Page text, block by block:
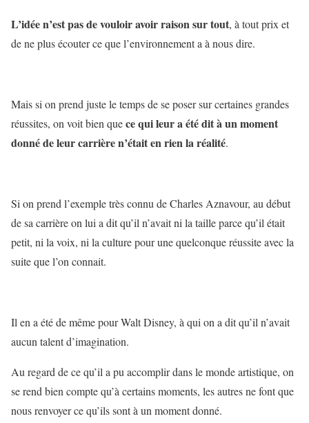
L’idée n’est pas de vouloir avoir raison sur tout, à tout prix et
de ne plus écouter ce que l’environnement a à nous dire.
Mais si on prend juste le temps de se poser sur certaines grandes
réussites, on voit bien quece qui leur a été dit à un moment
donné de leur carrière n’était en rien la réalité.
Si on prend l’exemple très connu de Charles Aznavour, au début
de sa carrière on lui a dit qu’il n’avait ni la taille parce qu’il était
petit, ni la voix, ni la culture pour une quelconque réussite avec la
suite que l’on connait.
Il en a été de même pour Walt Disney, à qui on a dit qu’il n’avait
aucun talent d’imagination.
Au regard de ce qu’il a pu accomplir dans le monde artistique, on
se rend bien compte qu’à certains moments, les autres ne font que
nous renvoyer ce qu’ils sont à un moment donné.